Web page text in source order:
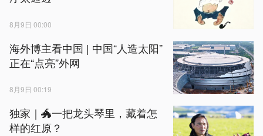
8月9日 00:00
海外博主看中国 | 中国“人造太阳”
正在“点亮”外网
8月9日 00:19
独家｜🐲一把龙头琴里，藏着怎
样的红原？